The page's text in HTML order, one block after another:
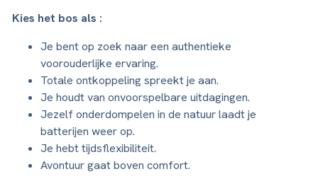
Kies het bos als :
Je bent op zoek naar een authentieke
voorouderlijke ervaring.
Totale ontkoppeling spreekt je aan.
Je houdt van onvoorspelbare uitdagingen.
Jezelf onderdompelen in de natuur laadt je
batterijen weer op.
Je hebt tijdsflexibiliteit.
Avontuur gaat boven comfort.